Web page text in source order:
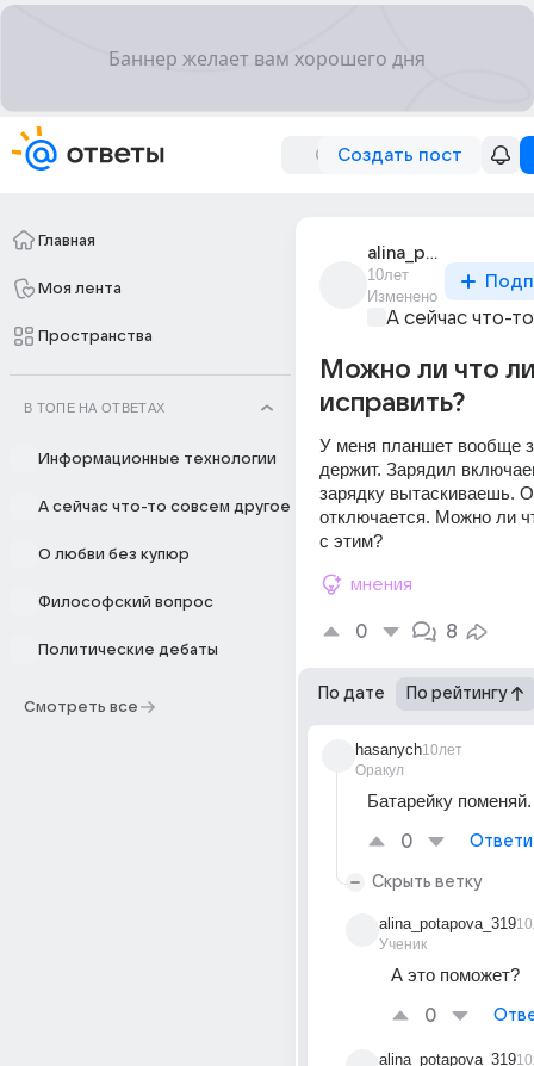
Создать пост
Главная
Моя лента
Пространства
В ТОПЕ НА ОТВЕТАХ
Информационные технологии
А сейчас что-то совсем другое
О любви без купюр
Философский вопрос
Политические дебаты
Смотреть все
alina_potapova_319
10лет
Изменено
А сейчас что-
Можно ли что
исправить?
У меня планшет вообще
держит. Зарядил
зарядку вытаскиваешь.
отключается. Можно ли
с этим?
мнения
0 8
По дате По рейтингу
hasanych
Оракул
10лет
Батарейку поменяй.
0
Скрыть ветку
alina_potapova_319
Ученик
А это поможет?
0
alina_potapova_319